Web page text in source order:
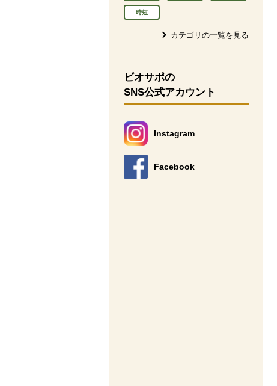
時短
カテゴリの一覧を見る
ビオサポの
SNS公式アカウント
Instagram
別のウィンドウで開きます。
Facebook
別のウィンドウで開きます。